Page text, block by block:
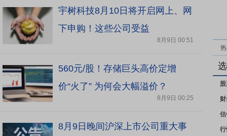
宇树科技8月10日将开启网上、网
下申购！这些公司受益
8月9日 00:51
560元/股！存储巨头高价定增
价“火了” 为何会大幅溢价？
8月9日 00:25
8月9日晚间沪深上市公司重大事
估
行